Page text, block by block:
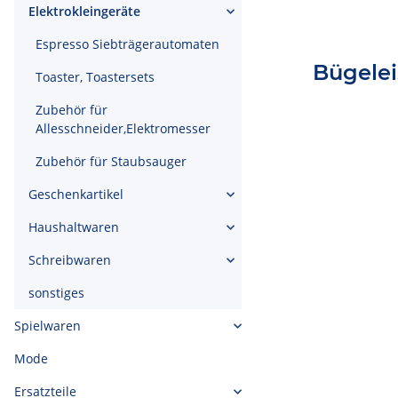
Elektrokleingeräte
Espresso Siebträgerautomaten
Toaster, Toastersets
Zubehör für
Allesschneider,Elektromesser
Zubehör für Staubsauger
Geschenkartikel
Haushaltwaren
Schreibwaren
sonstiges
Spielwaren
Mode
Ersatzteile